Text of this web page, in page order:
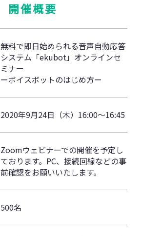
開催概要
無料で即日始められる音声自動応答
システム「ekubot」オンラインセ
ミナー
ーボイスボットのはじめ方ー
2020年9月24日（木）16:00～16:45
Zoomウェビナーでの開催を予定し
ております。PC、接続回線などの事
前確認をお願いいたします。
500名